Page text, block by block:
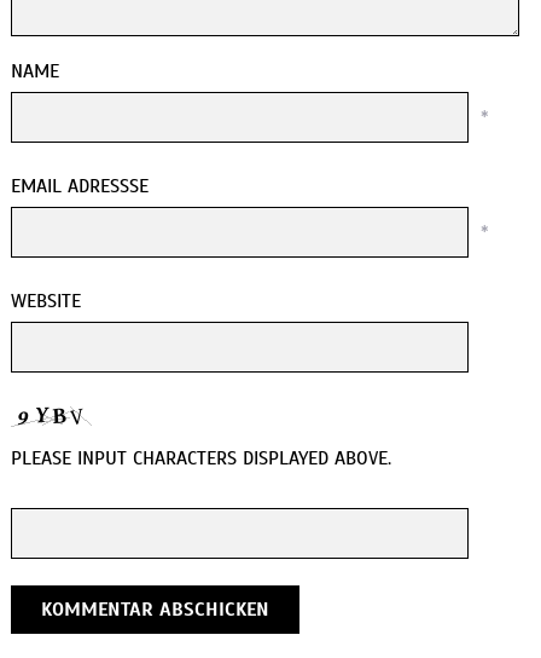
NAME
*
EMAIL ADRESSSE
*
WEBSITE
PLEASE INPUT CHARACTERS DISPLAYED ABOVE.